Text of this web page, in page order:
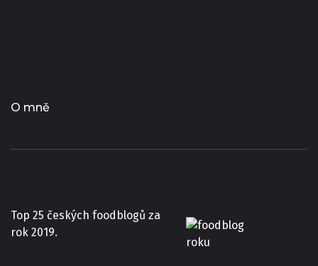
O mně
Top 25 českých foodblogů za
rok 2019.